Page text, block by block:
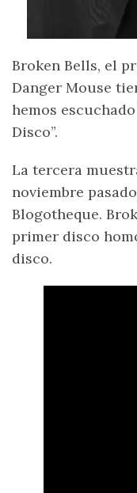
Broken Bells, el
Danger Mouse
hemos
Disco”.
La tercera
noviembre
Blogotheque.
primer disco
disco.